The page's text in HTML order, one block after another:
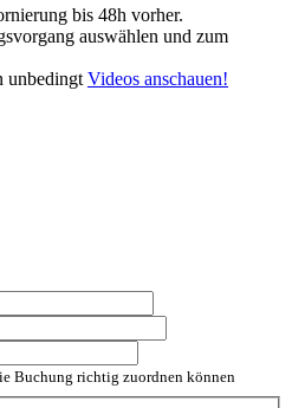
bis 48h vorher.
auswählen und zum
unbedingt Videos anschauen!
Buchung richtig zuordnen können